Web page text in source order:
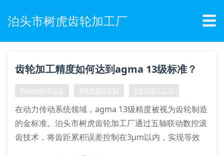
泊头市树虎齿轮加工厂 ☰
齿轮加工精度如何达到agma 13级标准？
#agma标准认证 #精密齿轮定制 #齿轮加工工艺
在动力传动系统领域，agma 13级精度被视为齿轮制造
的金标准。泊头市树虎齿轮加工厂通过五轴联动数控滚
齿技术，将齿距累积误差控制在3μm以内，实现等效